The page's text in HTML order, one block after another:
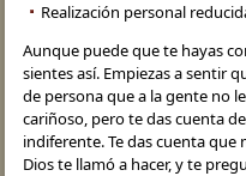
Realización personal
Aunque puede que te hayas
sientes así. Empiezas a sentir
de persona que a la gente no
cariñoso, pero te das cuenta
indiferente. Te das cuenta
Dios te llamó a hacer, y te